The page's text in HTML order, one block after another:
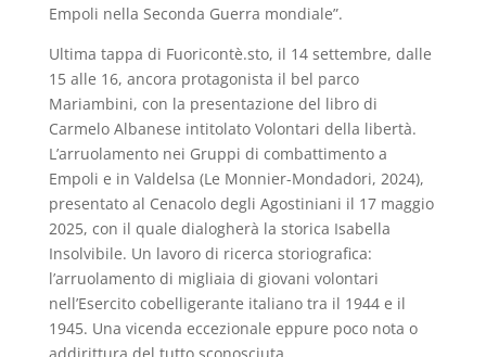
Empoli nella Seconda Guerra mondiale”.
Ultima tappa di Fuoricontè.sto, il 14 settembre, dalle
15 alle 16, ancora protagonista il bel parco
Mariambini, con la presentazione del libro di
Carmelo Albanese intitolato Volontari della libertà.
L’arruolamento nei Gruppi di combattimento a
Empoli e in Valdelsa (Le Monnier-Mondadori, 2024),
presentato al Cenacolo degli Agostiniani il 17 maggio
2025, con il quale dialogherà la storica Isabella
Insolvibile. Un lavoro di ricerca storiografica:
l’arruolamento di migliaia di giovani volontari
nell’Esercito cobelligerante italiano tra il 1944 e il
1945. Una vicenda eccezionale eppure poco nota o
addirittura del tutto sconosciuta.